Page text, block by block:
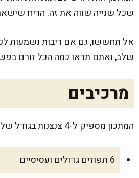
שכל שנייה שווה את זה. הריח
אל תחששו, גם אם ריבות נשמעות
שלב, ואתם תראו כמה הכל זורם
מרכיבים
המתכון מספיק ל-4 צנצנות בגודל של 350 מ"ל – מושלם לשימוש ביתי ותמיד נשאר מה לשתף עם השכנים או המשפחה.
6 תפוזים גדולים ועסיסיים